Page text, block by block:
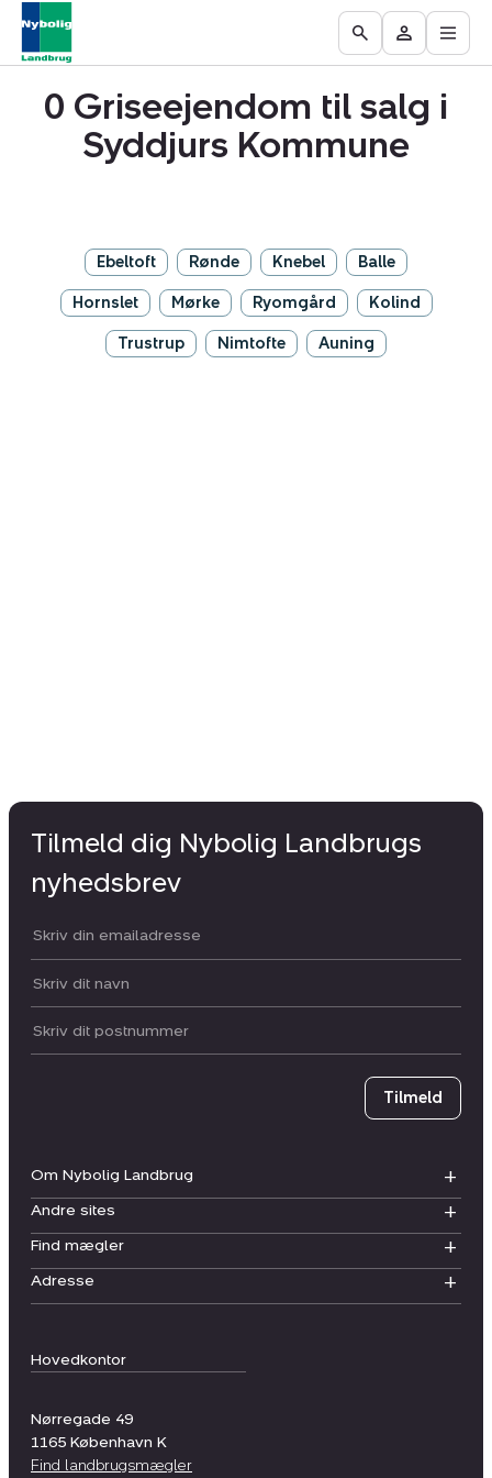
Ejendomme
til
Find
mægler
Få
vurderet
ejendom
Go
to
the
Search
page
Besøg
Mit
område
Åbn
0 Griseejendom til salg i
Syddjurs Kommune
Ebeltoft Rønde Knebel Balle
Hornslet Mørke Ryomgård Kolind
Trustrup Nimtofte Auning
Hovedkontor
Nørregade 49
1165 København K
Find landbrugsmægler
Om Nybolig Landbrug
Andre sites
Find mægler
Adresse
Tilmeld dig Nybolig Landbrugs
nyhedsbrev
Din email:
Dit navn:
Postnummer
Tilmeld